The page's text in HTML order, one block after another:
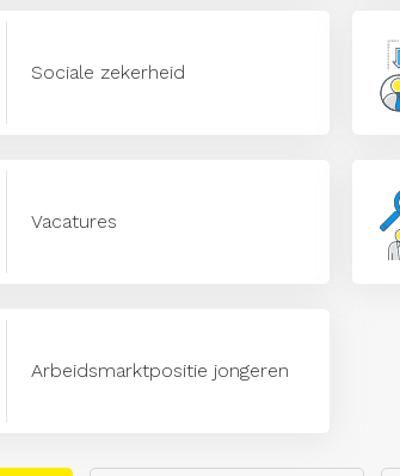
Sociale zekerheid
Vacatures
Arbeidsmarktpositie jongeren